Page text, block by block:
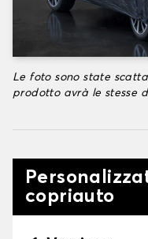
Le foto sono state
prodotto avrà le stesse
copriauto